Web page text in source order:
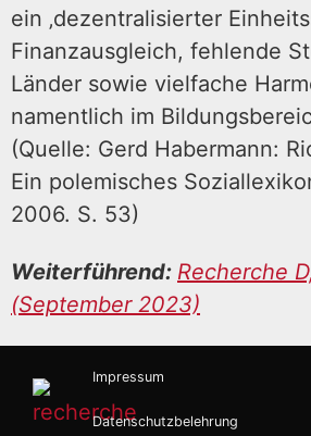
ein ‚dezentralisierter
Finanzausgleich, fehlende
Länder sowie vielfache
namentlich im
(Quelle: Gerd Habermann:
Ein polemisches
2006. S. 53)
Weiterführend: Recherche
(September 2023)
Impressum
Datenschutzbelehrung